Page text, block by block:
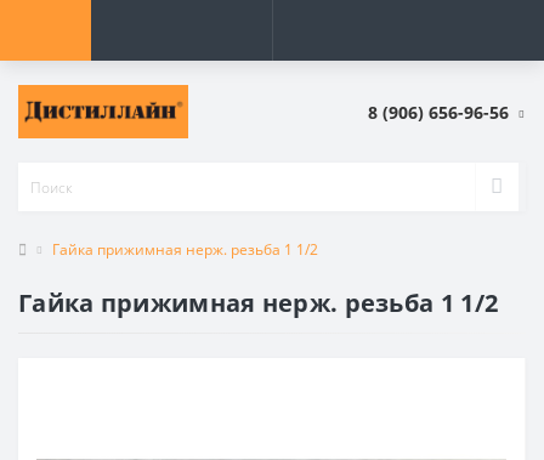
8 (906) 656-96-56
Гайка прижимная нерж. резьба 1 1/2
Гайка прижимная нерж. резьба 1 1/2